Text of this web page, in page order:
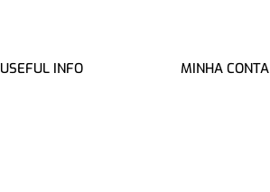
USEFUL INFO MINHA CONTA